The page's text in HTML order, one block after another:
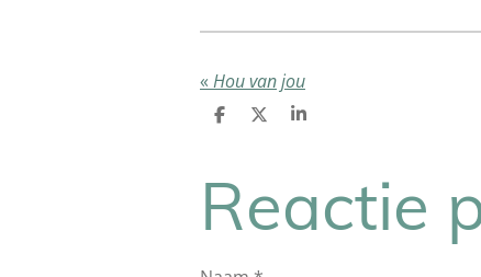
« Hou van jou
D
n
D
S
e
Reactie